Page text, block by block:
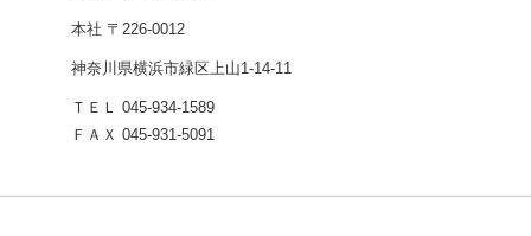
本社 〒226-0012
神奈川県横浜市緑区上山1-14-11
ＴＥＬ 045-934-1589
ＦＡＸ 045-931-5091